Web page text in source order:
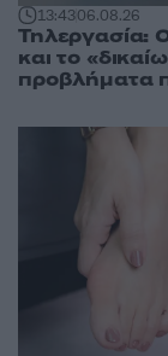
13:4306.08.26
Τηλεργασία:
και το
προβλήματα